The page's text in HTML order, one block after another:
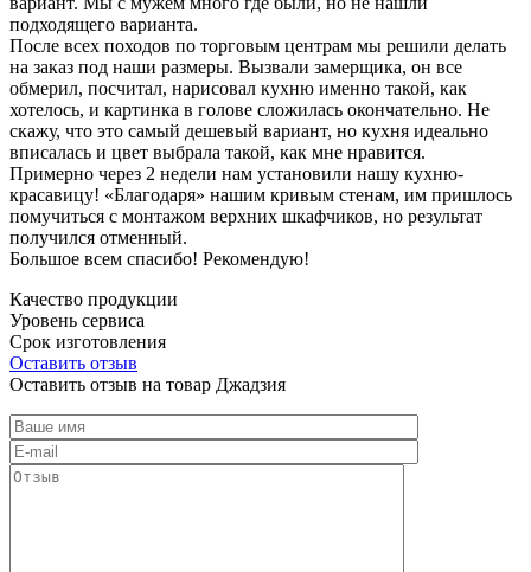
подходящего варианта.
После всех походов по торговым центрам мы решили делать
на заказ под наши размеры. Вызвали замерщика, он все
обмерил, посчитал, нарисовал кухню именно такой, как
хотелось, и картинка в голове сложилась окончательно. Не
скажу, что это самый дешевый вариант, но кухня идеально
вписалась и цвет выбрала такой, как мне нравится.
Примерно через 2 недели нам установили нашу кухню-
красавицу! «Благодаря» нашим кривым стенам, им пришлось
помучиться с монтажом верхних шкафчиков, но результат
получился отменный.
Большое всем спасибо! Рекомендую!
Качество продукции
Уровень сервиса
Срок изготовления
Оставить отзыв
Оставить отзыв на товар Джадзия